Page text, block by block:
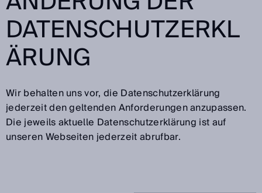
DATENSCHUTZERKL
ÄRUNG
Wir behalten uns vor, die Datenschutzerklärung
jederzeit den geltenden Anforderungen anzupassen.
Die jeweils aktuelle Datenschutzerklärung ist auf
unseren Webseiten jederzeit abrufbar.